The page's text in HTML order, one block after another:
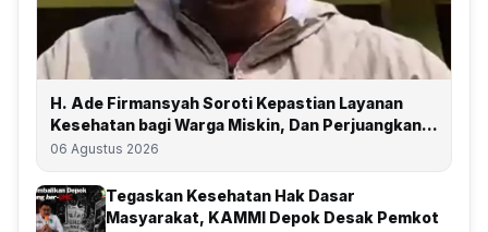
H. Ade Firmansyah Soroti Kepastian Layanan
Kesehatan bagi Warga Miskin, Dan Perjuangkan
Depok Kembali Raih Predikat UHC
06 Agustus 2026
Tegaskan Kesehatan Hak Dasar
Masyarakat, KAMMI Depok Desak Pemkot